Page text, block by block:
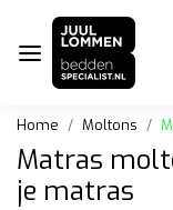
Home Moltons
Matras
je matras